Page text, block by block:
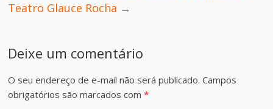
Teatro Glauce Rocha →
Deixe um comentário
O seu endereço de e-mail não será publicado. Campos
obrigatórios são marcados com*